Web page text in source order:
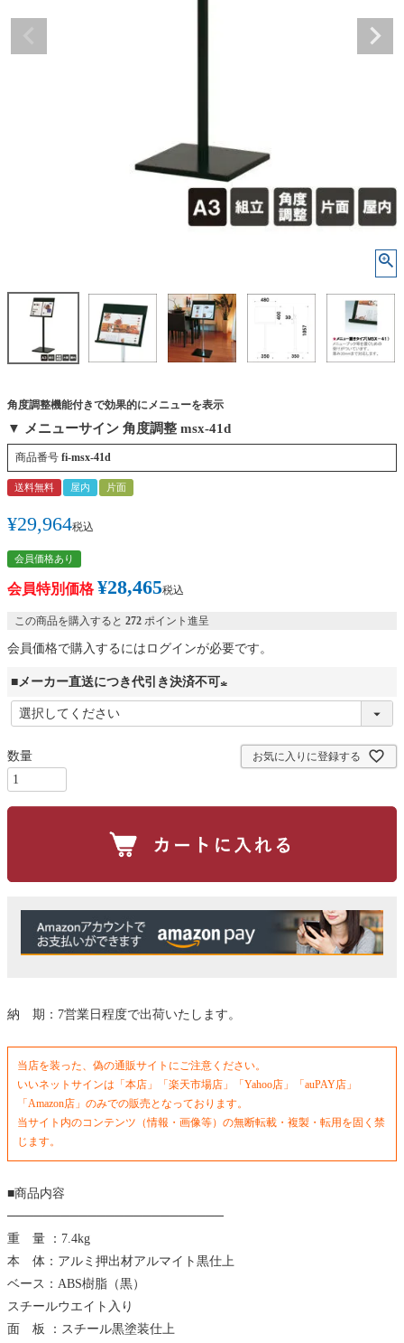
角度調整機能付きで効果的にメニューを表示
▼ メニューサイン 角度調整 msx-41d
商品番号 fi-msx-41d
送料無料 屋内 片面
¥29,964税込
会員価格あり
会員特別価格 ¥28,465税込
この商品を購入すると 272 ポイント進呈
会員価格で購入するにはログインが必要です。
■メーカー直送につき代引き決済不可
お気に入りに登録する
納 期：7営業日程度で出荷いたします。
当店を装った、偽の通販サイトにご注意ください。
いいネットサインは「本店」「楽天市場店」「Yahoo店」「auPAY店」
「Amazon店」のみでの販売となっております。
当サイト内のコンテンツ（情報・画像等）の無断転載・複製・転用を固く禁
じます。
■商品内容
────────────────────────
重 量 ：7.4kg
本 体：アルミ押出材アルマイト黒仕上
ベース：ABS樹脂（黒）
スチールウエイト入り
面 板 ：スチール黒塗装仕上